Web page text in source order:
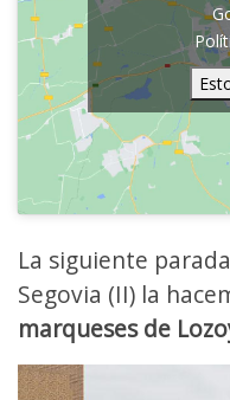
La siguiente
Segovia (II) la
marqueses de